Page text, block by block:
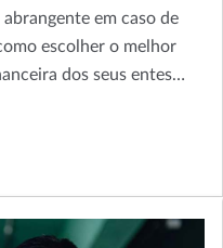
em caso de
escolher o melhor
dos seus entes